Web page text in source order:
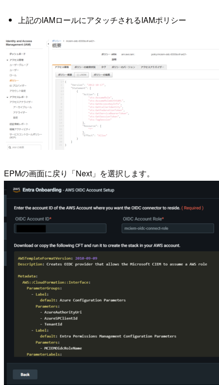
上記のIAMロールにアタッチされるIAMポリシー
EPMの画面に戻り「Next」を選択します。